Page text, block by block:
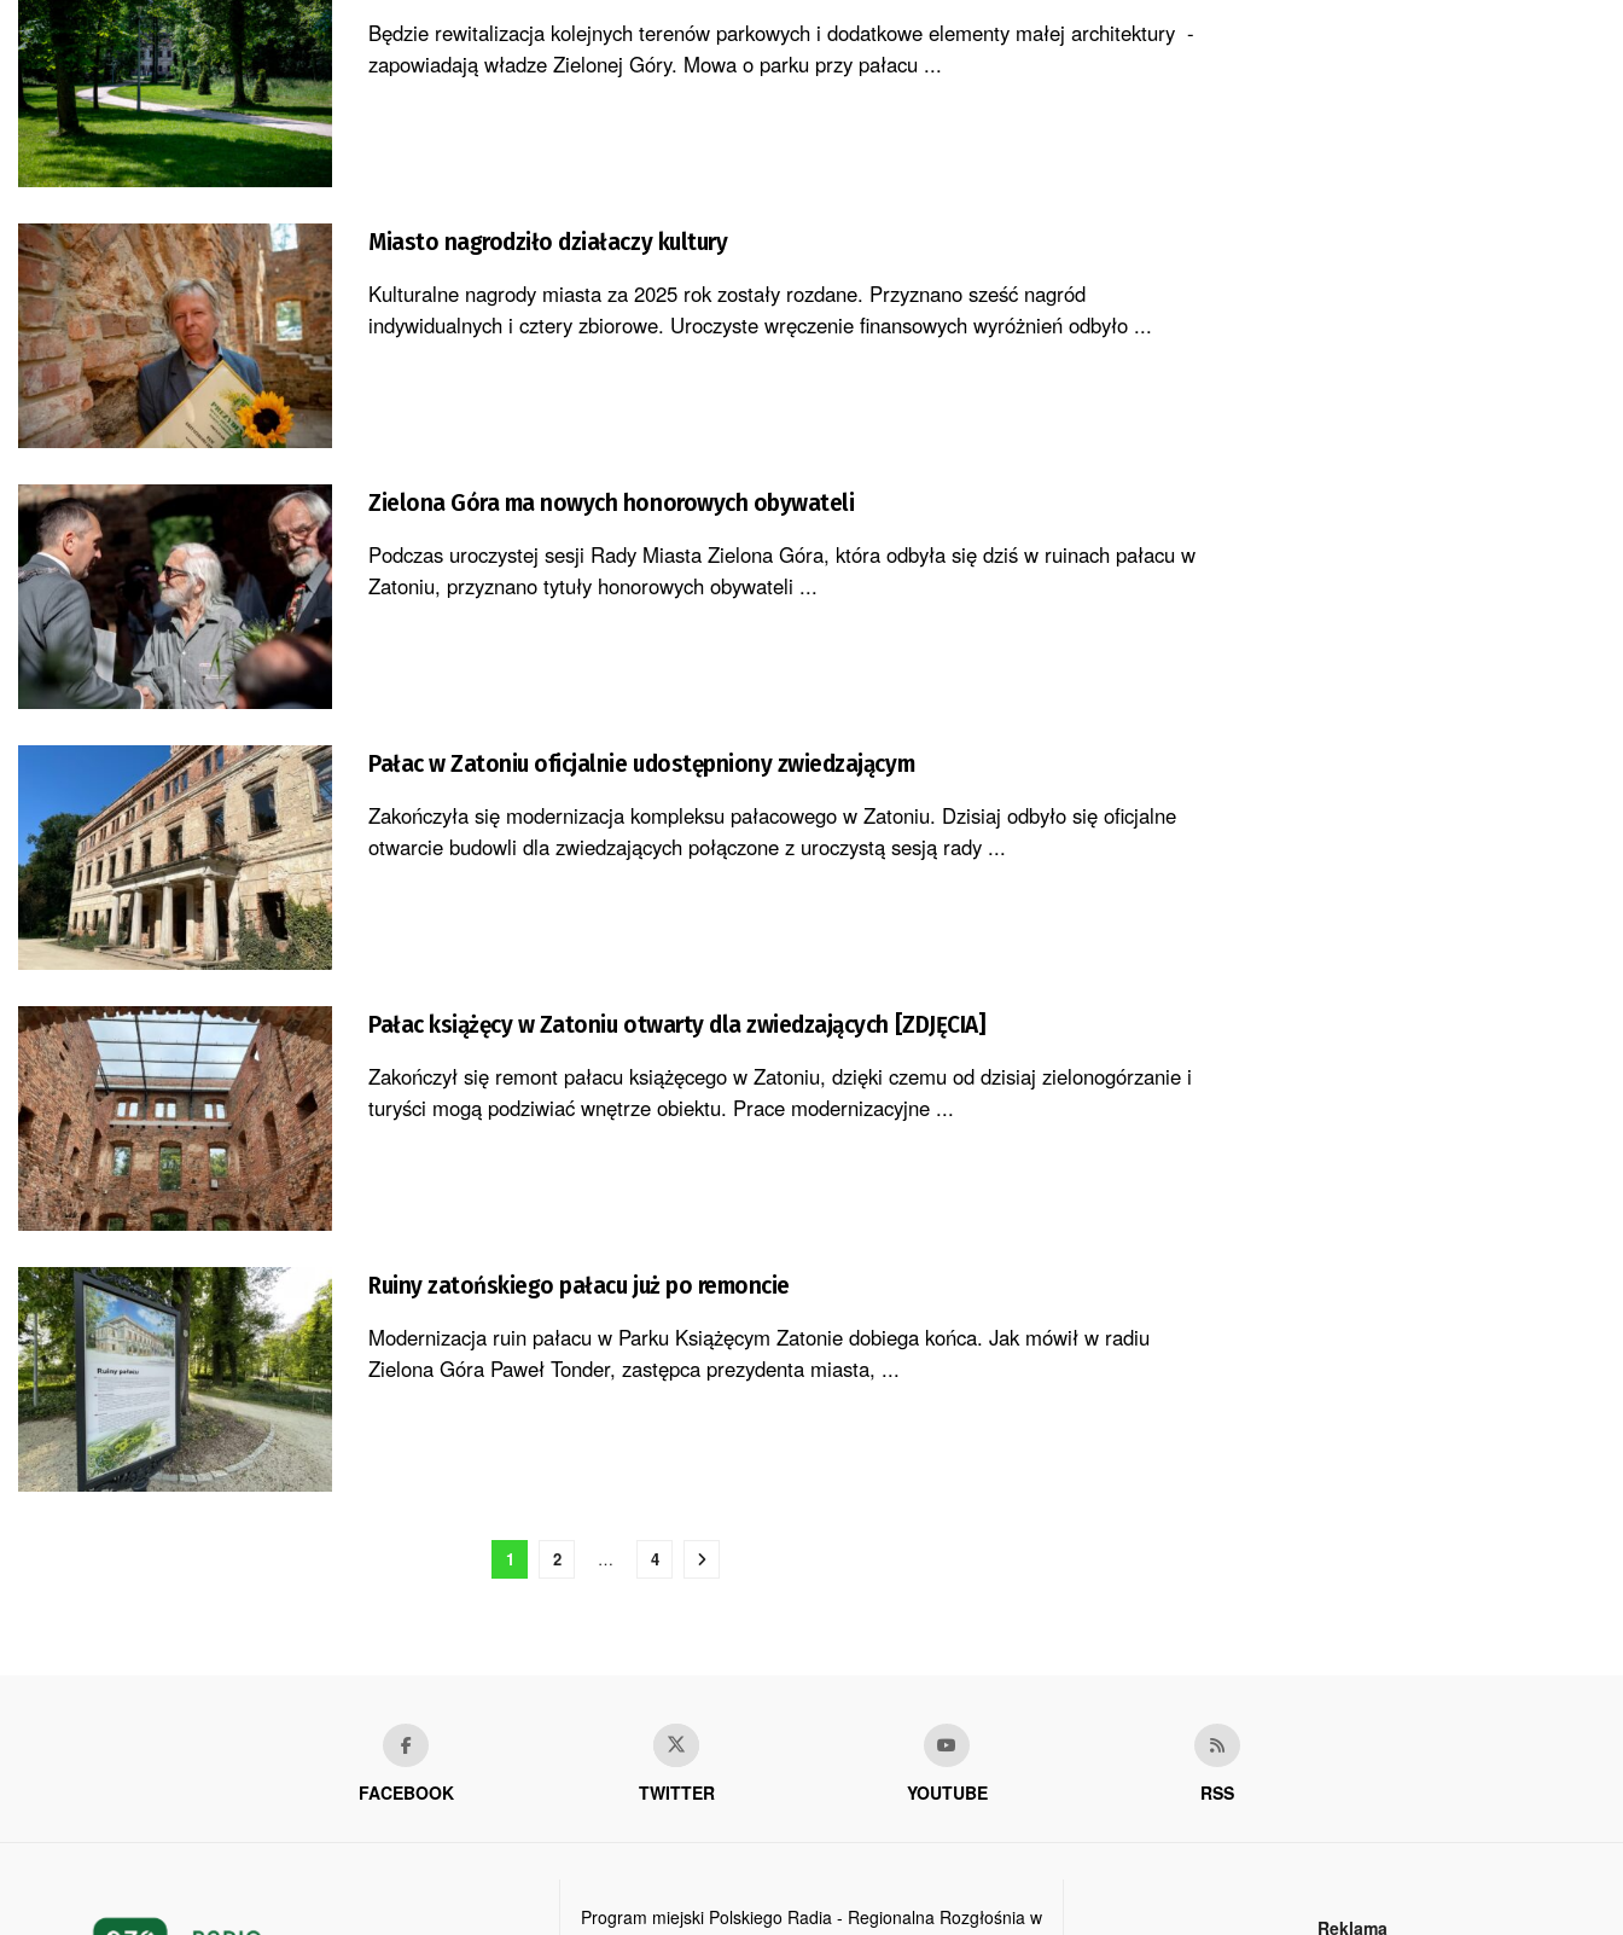
Będzie rewitalizacja kolejnych terenów parkowych i dodatkowe elementy małej architektury -
zapowiadają władze Zielonej Góry. Mowa o parku przy pałacu ...
Miasto nagrodziło działaczy kultury
Kulturalne nagrody miasta za 2025 rok zostały rozdane. Przyznano sześć nagród
indywidualnych i cztery zbiorowe. Uroczyste wręczenie finansowych wyróżnień odbyło ...
Zielona Góra ma nowych honorowych obywateli
Podczas uroczystej sesji Rady Miasta Zielona Góra, która odbyła się dziś w ruinach pałacu w
Zatoniu, przyznano tytuły honorowych obywateli ...
Pałac w Zatoniu oficjalnie udostępniony zwiedzającym
Zakończyła się modernizacja kompleksu pałacowego w Zatoniu. Dzisiaj odbyło się oficjalne
otwarcie budowli dla zwiedzających połączone z uroczystą sesją rady ...
Pałac książęcy w Zatoniu otwarty dla zwiedzających [ZDJĘCIA]
Zakończył się remont pałacu książęcego w Zatoniu, dzięki czemu od dzisiaj zielonogórzanie i
turyści mogą podziwiać wnętrze obiektu. Prace modernizacyjne ...
Ruiny zatońskiego pałacu już po remoncie
Modernizacja ruin pałacu w Parku Książęcym Zatonie dobiega końca. Jak mówił w radiu
Zielona Góra Paweł Tonder, zastępca prezydenta miasta, ...
1 2 … 4
FACEBOOK TWITTER YOUTUBE RSS
Program miejski Polskiego Radia - Regionalna Rozgłośnia w
Reklama